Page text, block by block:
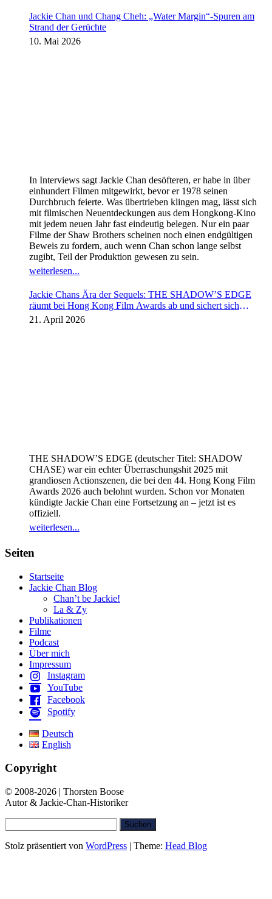
Jackie Chan und Chang Cheh: „Water Margin“-Spuren am
Strand der Gerüchte
10. Mai 2026
In Interviews sagt Jackie Chan desöfteren, er habe in über
einhundert Filmen mitgewirkt, bevor er 1978 seinen
Durchbruch feierte. Was übertrieben klingen mag, lässt sich
mit filmischen Neuentdeckungen aus dem Hongkong-Kino
mit jedem neuen Jahr fast eindeutig belegen. Nur ein paar
Filme der Shaw Brothers scheinen noch einen endgültigen
Beweis zu fordern, auch wenn Chan schon lange selbst
zugibt, Teil der Produktion gewesen zu sein.
weiterlesen...
Jackie Chans Ära der Sequels: THE SHADOW’S EDGE
räumt bei Hong Kong Film Awards ab und sichert sich
Fortsetzung
21. April 2026
THE SHADOW’S EDGE (deutscher Titel: SHADOW
CHASE) war ein echter Überraschungshit 2025 mit
grandiosen Actionszenen, die bei den 44. Hong Kong Film
Awards 2026 auch belohnt wurden. Schon vor Monaten
kündigte Jackie Chan eine Fortsetzung an – jetzt ist es
offiziell.
weiterlesen...
Seiten
Startseite
Jackie Chan Blog
Chan’t be Jackie!
La & Zy
Publikationen
Filme
Podcast
Über mich
Impressum
Instagram
YouTube
Facebook
Spotify
Deutsch
English
Copyright
© 2008-2026 | Thorsten Boose
Autor & Jackie-Chan-Historiker
nach:
Stolz präsentiert von WordPress | Theme: Head Blog